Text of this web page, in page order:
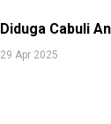
Diduga Cabuli
29 Apr 2025